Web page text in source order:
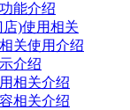
能介绍
)使用相关
关使用介绍
介绍
相关介绍
相关介绍